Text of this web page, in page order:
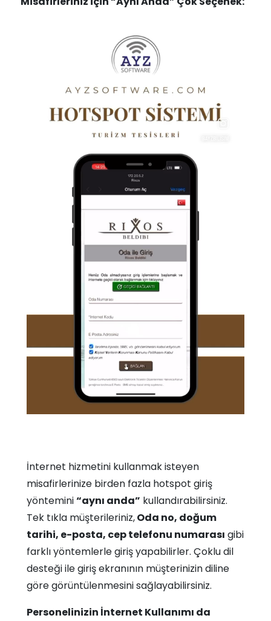
İnternet hizmetini kullanmak isteyen
misafirlerinize birden fazla hotspot giriş
yöntemini“aynı anda” kullandırabilirsiniz.
Tek tıkla müşterileriniz,Oda no, doğum
tarihi, e-posta, cep telefonu numarası gibi
farklı yöntemlerle giriş yapabilirler. Çoklu dil
desteği ile giriş ekranının müşterinizin diline
göre görüntülenmesini sağlayabilirsiniz.
Personelinizin İnternet Kullanımı da